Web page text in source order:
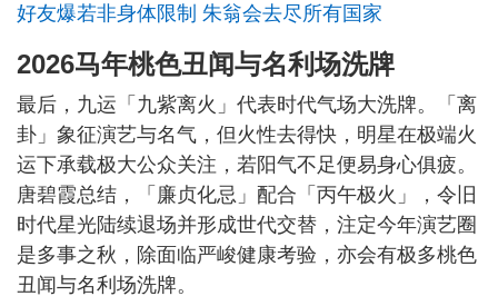
好友爆若非身体限制 朱翁会去尽所有国家
2026马年桃色丑闻与名利场洗牌
最后，九运「九紫离火」代表时代气场大洗牌。「离
卦」象征演艺与名气，但火性去得快，明星在极端火
运下承载极大公众关注，若阳气不足便易身心俱疲。
唐碧霞总结，「廉贞化忌」配合「丙午极火」，令旧
时代星光陆续退场并形成世代交替，注定今年演艺圈
是多事之秋，除面临严峻健康考验，亦会有极多桃色
丑闻与名利场洗牌。